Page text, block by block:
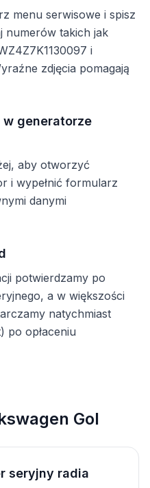
menu serwisowe i spisz
numerów takich jak
i
zdjęcia pomagają
generatorze
aby otworzyć
i wypełnić formularz
danymi
potwierdzamy po
a w większości
natychmiast
po opłaceniu
Gol
seryjny radia